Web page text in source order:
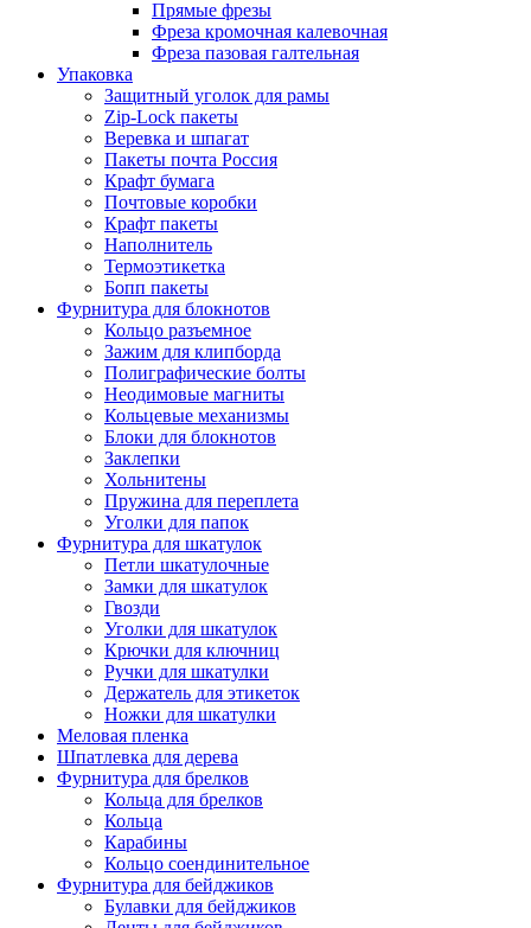
Прямые фрезы
Фреза кромочная калевочная
Фреза пазовая галтельная
Упаковка
Защитный уголок для рамы
Zip-Lock пакеты
Веревка и шпагат
Пакеты почта Россия
Крафт бумага
Почтовые коробки
Крафт пакеты
Наполнитель
Термоэтикетка
Бопп пакеты
Фурнитура для блокнотов
Кольцо разъемное
Зажим для клипборда
Полиграфические болты
Неодимовые магниты
Кольцевые механизмы
Блоки для блокнотов
Заклепки
Хольнитены
Пружина для переплета
Уголки для папок
Фурнитура для шкатулок
Петли шкатулочные
Замки для шкатулок
Гвозди
Уголки для шкатулок
Крючки для ключниц
Ручки для шкатулки
Держатель для этикеток
Ножки для шкатулки
Меловая пленка
Шпатлевка для дерева
Фурнитура для брелков
Кольца для брелков
Кольца
Карабины
Кольцо соендинительное
Фурнитура для бейджиков
Булавки для бейджиков